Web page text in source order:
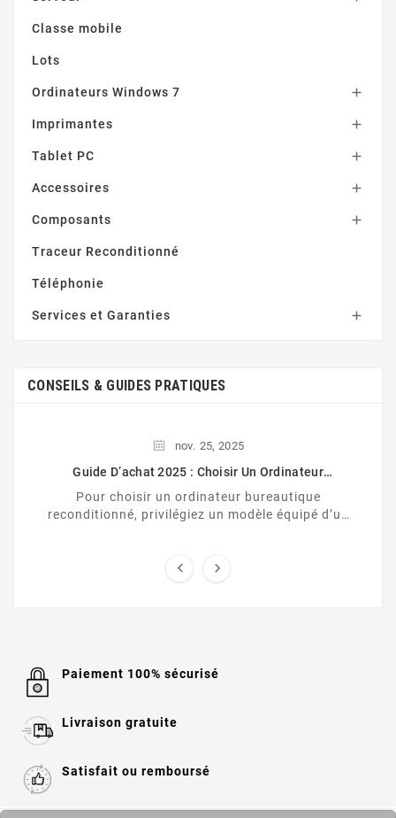
Classe mobile
Lots
Ordinateurs Windows 7 
Imprimantes 
Tablet PC 
Accessoires 
Composants 
Traceur Reconditionné
Téléphonie
Services et Garanties 
CONSEILS & GUIDES PRATIQUES
nov. 25, 2025
Guide D’achat 2025 : Choisir Un Ordinateur
MacOS)
Pour choisir un ordinateur bureautique
reconditionné, privilégiez un modèle équipé d’un
 
Paiement 100% sécurisé
Livraison gratuite
Satisfait ou remboursé